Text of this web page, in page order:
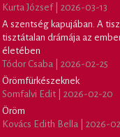
Kurta József | 2026-03-13
A szentség kapujában. A
tisztátalan drámája az
életében
Tódor Csaba | 2026-02-25
Örömfürkészeknek
Somfalvi Edit | 2026-02-20
Öröm
Kovács Edith Bella | 2026-